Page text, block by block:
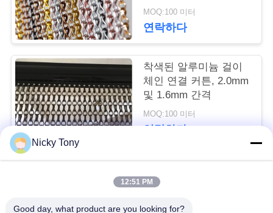
스
인
용
문
을
요
하
처리
MOQ:100 미터
연락하다
착색된 알루미늄 걸이
체인 연결 커튼, 2.0mm
및 1.6mm 간격
MOQ:100 미터
연락하다
Nicky Tony
12:51 PM
Good day, what product are you looking for?